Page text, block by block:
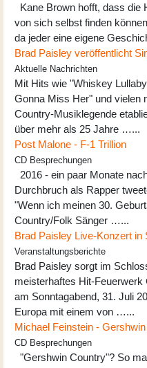
Kane Brown hofft, dass die
von sich selbst finden
da jeder eine eigene
Brad Paisley veröffentlicht
Aktuelle Nachrichten
Mit Hits wie "Whiskey
Gonna Miss Her" und vielen
Country-Musiklegende
über mehr als 25 Jahre …...
Post Malone - F-1 Trillion
CD Besprechungen
2016 - ein paar Monate
Durchbruch als Rapper
"Wenn ich meinen 30.
Country/Folk Sänger …...
Brad Paisley Live-Konzert in
Veranstaltungsberichte
Brad Paisley sorgt im
meisterhaftes Hit-
am Sonntagabend, 31. Juli
Europa mit einem von …...
Michael Feinstein -
CD Besprechungen
"Gershwin Country"? So